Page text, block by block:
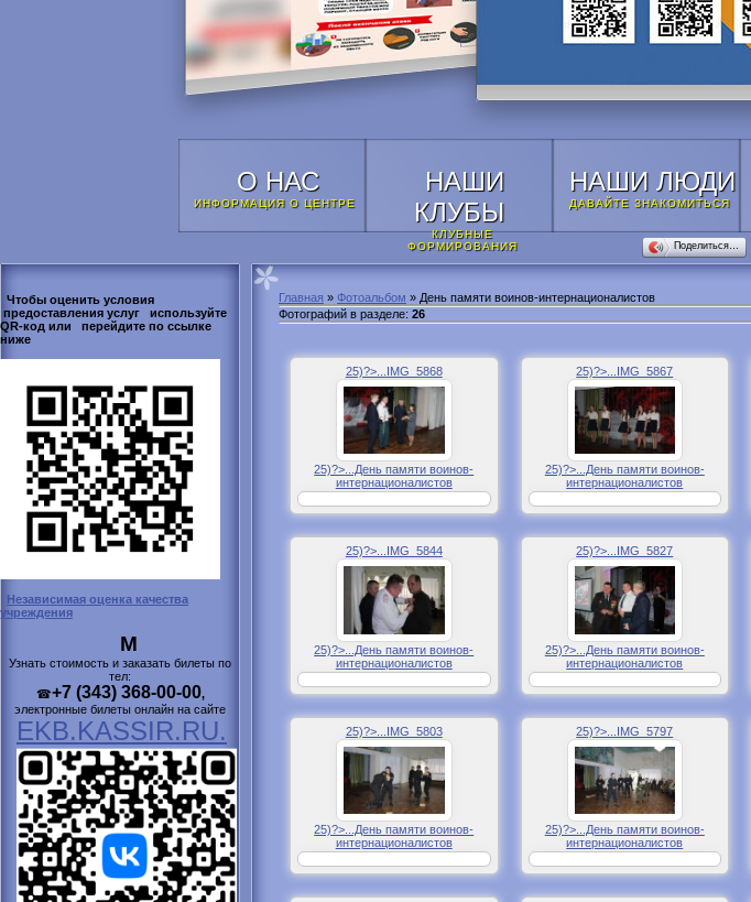
О НАС
ИНФОРМАЦИЯ О ЦЕНТРЕ
НАШИ
КЛУБЫ
КЛУБНЫЕ
ФОРМИРОВАНИЯ
НАШИ ЛЮДИ
ДАВАЙТЕ ЗНАКОМИТЬСЯ
Поделиться…
Чтобы оценить условия
предоставления услуг используйте
QR-код или перейдите по ссылке
ниже
Независимая оценка качества
учреждения
М
Узнать стоимость и заказать билеты по
тел:
☎+7 (343) 368-00-00,
электронные билеты онлайн на сайте
EKB.KASSIR.RU.
Главная » Фотоальбом » День памяти воинов-интернационалистов
Фотографий в разделе: 26
25)?>...IMG_5868
25)?>...День памяти воинов-
интернационалистов
25)?>...IMG_5867
25)?>...День памяти воинов-
интернационалистов
25)?>...IMG_5844
25)?>...День памяти воинов-
интернационалистов
25)?>...IMG_5827
25)?>...День памяти воинов-
интернационалистов
25)?>...IMG_5803
25)?>...День памяти воинов-
интернационалистов
25)?>...IMG_5797
25)?>...День памяти воинов-
интернационалистов